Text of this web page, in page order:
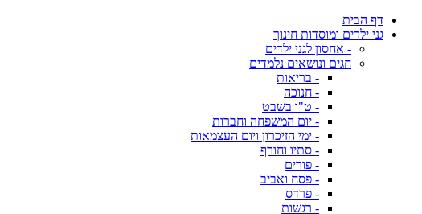
דף הבית
גני ילדים ומוסדות חינוך
- אחסון לגני ילדים
חגים ונושאים נלמדים
- בריאות
- חנוכה
- ט"ו בשבט
- יום המשפחה וחברות
- ימי הזיכרון ויום העצמאות
- סתיו וחורף
- פורים
- פסח ואביב
- פרדס
- רגשות